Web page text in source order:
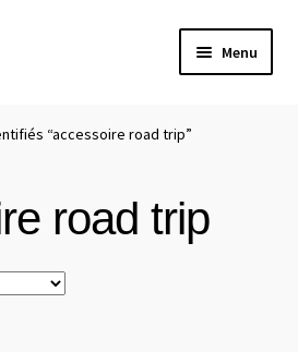
Menu
“accessoire road trip”
road trip